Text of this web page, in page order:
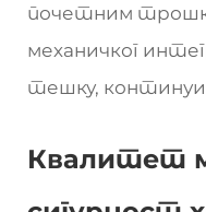
почетним
механичког
тешку,
Квалитет